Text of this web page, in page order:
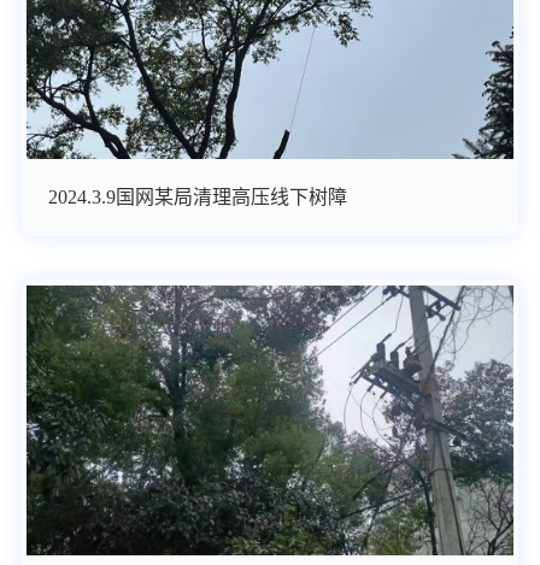
2024.3.9国网某局清理高压线下树障